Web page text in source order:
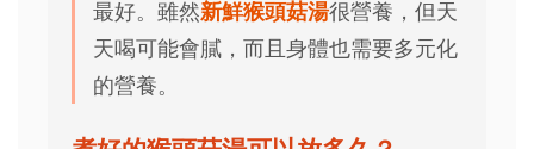
最好。雖然新鮮猴頭菇湯很營養，但天
天喝可能會膩，而且身體也需要多元化
的營養。